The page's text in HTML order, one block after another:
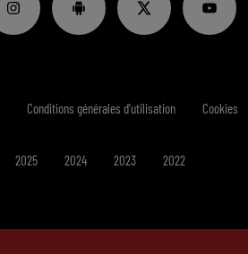
Conditions générales d'utilisation Cookies
2025 2024 2023 2022